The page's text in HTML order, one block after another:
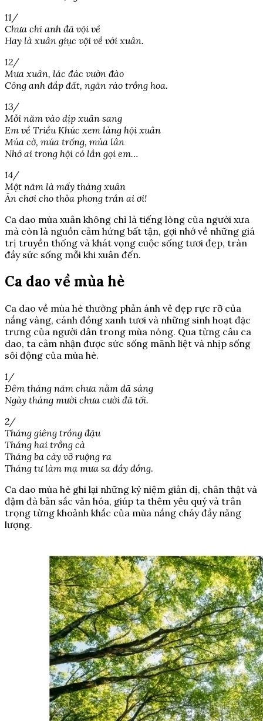
11/
Chưa chi anh đã vội về
Hay là xuân giục vội về với xuân.
12/
Mưa xuân, lác đác vườn đào
Công anh đắp đất, ngăn rào trồng hoa.
13/
Mỗi năm vào dịp xuân sang
Em về Triều Khúc xem làng hội xuân
Múa cờ, múa trống, múa lân
Nhớ ai trong hội có lần gọi em…
14/
Một năm là mấy tháng xuân
Ăn chơi cho thỏa phong trần ai ơi!
Ca dao mùa xuân không chỉ là tiếng lòng của người xưa
mà còn là nguồn cảm hứng bất tận, gợi nhớ về những giá
trị truyền thống và khát vọng cuộc sống tươi đẹp, tràn
đầy sức sống mỗi khi xuân đến.
Ca dao về mùa hè
Ca dao về mùa hè thường phản ánh vẻ đẹp rực rỡ của
nắng vàng, cánh đồng xanh tươi và những sinh hoạt đặc
trưng của người dân trong mùa nóng. Qua từng câu ca
dao, ta cảm nhận được sức sống mãnh liệt và nhịp sống
sôi động của mùa hè.
1/
Đêm tháng năm chưa nằm đã sáng
Ngày tháng mười chưa cười đã tối.
2/
Tháng giêng trồng đậu
Tháng hai trồng cà
Tháng ba cày vỡ ruộng ra
Tháng tư làm mạ mưa sa đầy đồng.
Ca dao mùa hè ghi lại những kỷ niệm giản dị, chân thật và
đậm đà bản sắc văn hóa, giúp ta thêm yêu quý và trân
trọng từng khoảnh khắc của mùa nắng cháy đầy năng
lượng.